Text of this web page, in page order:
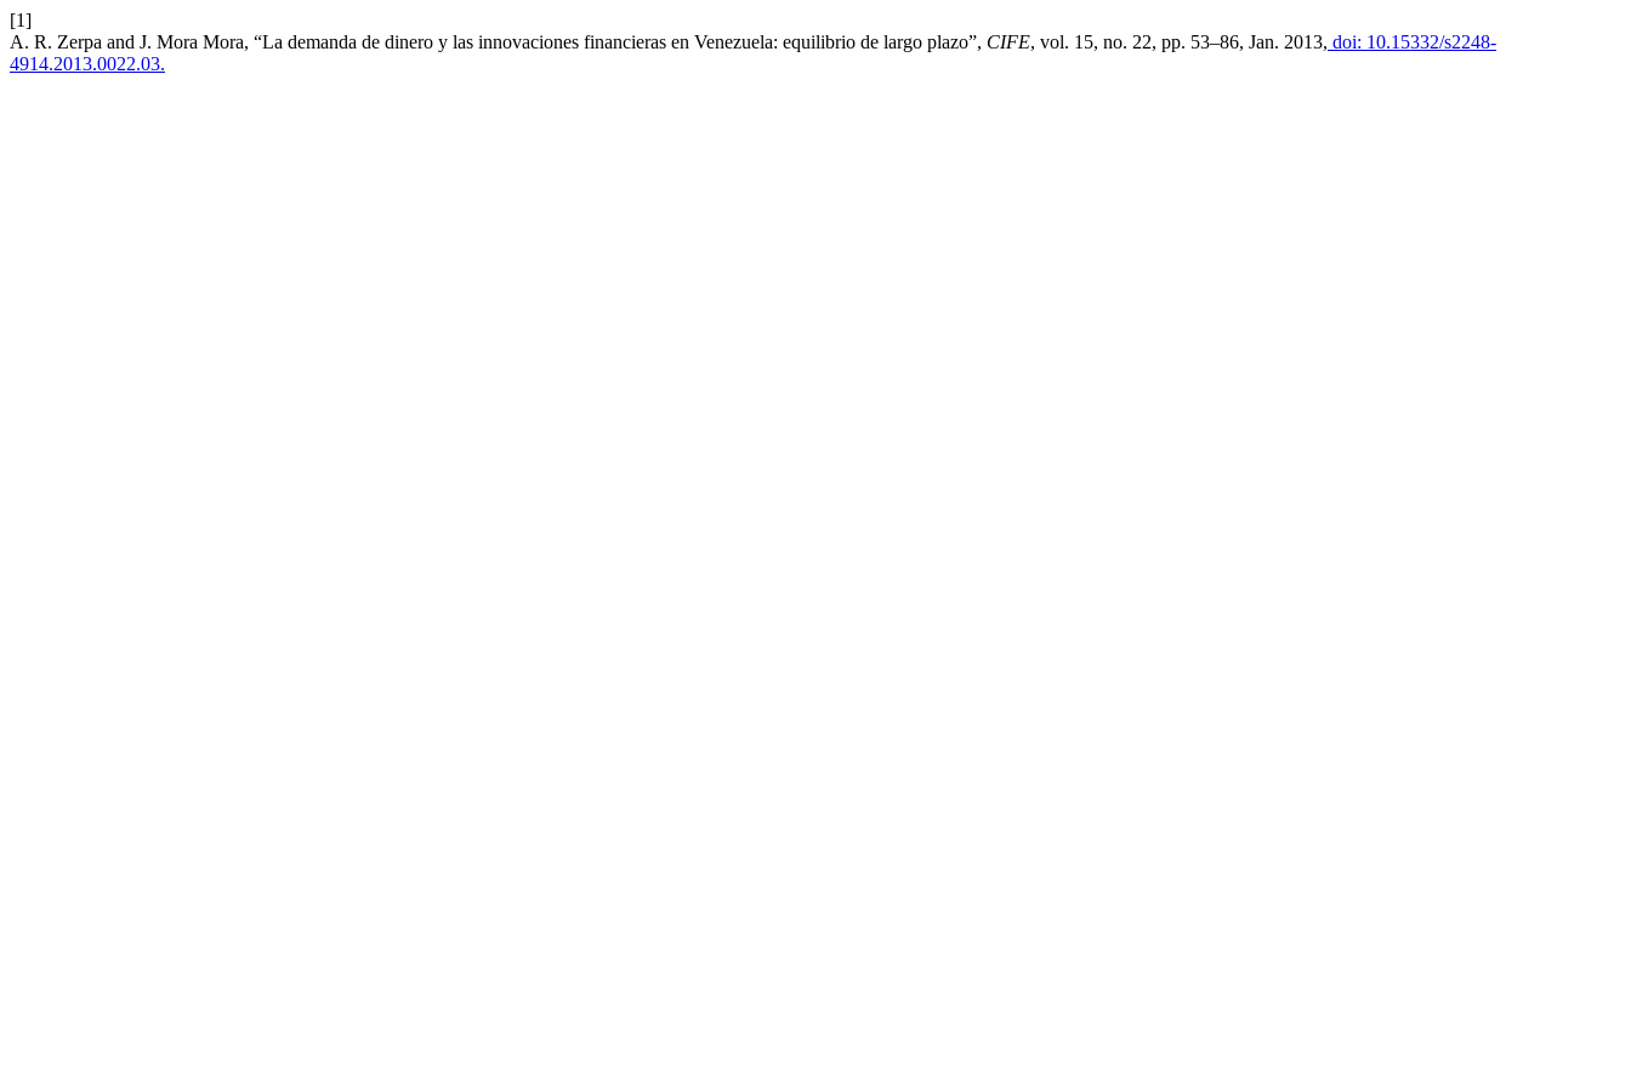
[1]
A. R. Zerpa and J. Mora Mora, “La demanda de dinero y las innovaciones financieras en Venezuela: equilibrio de largo plazo”, CIFE, vol. 15, no. 22, pp. 53–86, Jan. 2013, doi: 10.15332/s2248-
4914.2013.0022.03.